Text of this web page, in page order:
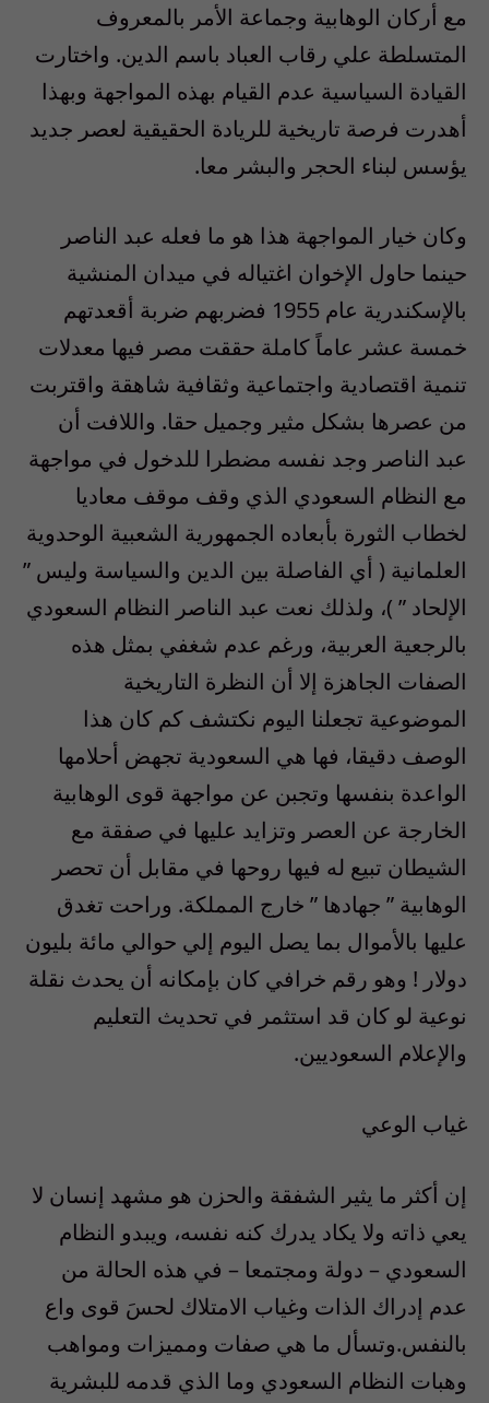
مع أركان الوهابية وجماعة الأمر بالمعروف
المتسلطة علي رقاب العباد باسم الدين. واختارت
القيادة السياسية عدم القيام بهذه المواجهة وبهذا
أهدرت فرصة تاريخية للريادة الحقيقية لعصر جديد
يؤسس لبناء الحجر والبشر معا.
وكان خيار المواجهة هذا هو ما فعله عبد الناصر
حينما حاول الإخوان اغتياله في ميدان المنشية
بالإسكندرية عام 1955 فضربهم ضربة أقعدتهم
خمسة عشر عاماً كاملة حققت مصر فيها معدلات
تنمية اقتصادية واجتماعية وثقافية شاهقة واقتربت
من عصرها بشكل مثير وجميل حقا. واللافت أن
عبد الناصر وجد نفسه مضطرا للدخول في مواجهة
مع النظام السعودي الذي وقف موقف معاديا
لخطاب الثورة بأبعاده الجمهورية الشعبية الوحدوية
العلمانية ( أي الفاصلة بين الدين والسياسة وليس ”
الإلحاد ” )، ولذلك نعت عبد الناصر النظام السعودي
بالرجعية العربية، ورغم عدم شغفي بمثل هذه
الصفات الجاهزة إلا أن النظرة التاريخية
الموضوعية تجعلنا اليوم نكتشف كم كان هذا
الوصف دقيقا، فها هي السعودية تجهض أحلامها
الواعدة بنفسها وتجبن عن مواجهة قوى الوهابية
الخارجة عن العصر وتزايد عليها في صفقة مع
الشيطان تبيع له فيها روحها في مقابل أن تحصر
الوهابية ” جهادها ” خارج المملكة. وراحت تغدق
عليها بالأموال بما يصل اليوم إلي حوالي مائة بليون
دولار ! وهو رقم خرافي كان بإمكانه أن يحدث نقلة
نوعية لو كان قد استثمر في تحديث التعليم
والإعلام السعوديين.
غياب الوعي
إن أكثر ما يثير الشفقة والحزن هو مشهد إنسان لا
يعي ذاته ولا يكاد يدرك كنه نفسه، ويبدو النظام
السعودي – دولة ومجتمعا – في هذه الحالة من
عدم إدراك الذات وغياب الامتلاك لحسَ قوى واع
بالنفس.وتسأل ما هي صفات ومميزات ومواهب
وهبات النظام السعودي وما الذي قدمه للبشرية